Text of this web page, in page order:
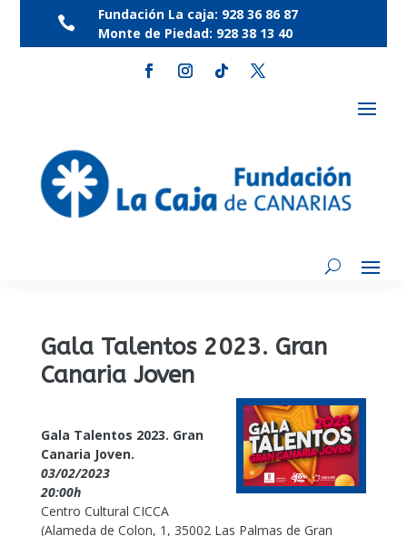
 Fundación La caja: 928 36 86 87
Monte de Piedad: 928 38 13 40
Gala Talentos 2023. Gran
Canaria Joven
Gala Talentos 2023. Gran
Canaria Joven.
03/02/2023
20:00h
Centro Cultural CICCA
(Alameda de Colon, 1, 35002 Las Palmas de Gran